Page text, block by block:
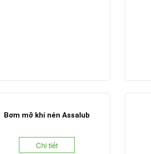
Bơm mỡ khí nén Assalub
Chi tiết